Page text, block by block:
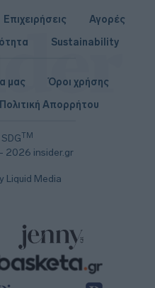
Επιχειρήσεις
Αγορές
Sustainability
TM
2026 insider.gr
μας
Όροι χρήσης
Πολιτική Απορρήτου
Liquid Media